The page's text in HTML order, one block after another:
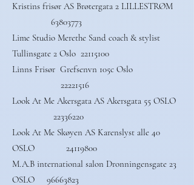
Kristins frisør AS Brøtergata 2 LILLESTRØM
63803773
Lime Studio Merethe Sand coach & stylist
Tullinsgate 2 Oslo 22115100
Linns Frisør Grefsenvn 105c Oslo
22221516
Look At Me Akersgata AS Akersgata 55 OSLO
22336220
Look At Me Skøyen AS Karenslyst alle 40
OSLO 24119800
M.A.B international salon Dronningensgate 23
OSLO 96663823